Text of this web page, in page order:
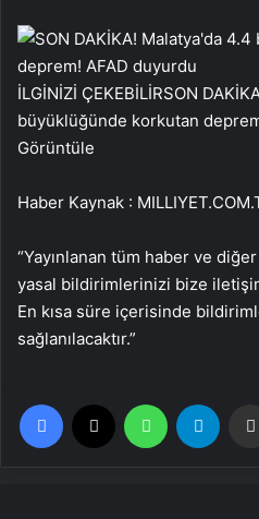
İLGİNİZİ ÇEKEBİLİRSON
büyüklüğünde korkutan
Görüntüle
Haber Kaynak :
“Yayınlanan tüm haber ve
yasal bildirimlerinizi bize
En kısa süre içerisinde
sağlanılacaktır.”
Facebook WhatsApp